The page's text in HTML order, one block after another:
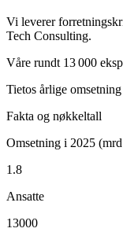
Vi leverer
Tech Consulting.
Våre rundt 13 000
Tietos årlige
Fakta og nøkkeltall
Omsetning i 2025
1.8
Ansatte
13000